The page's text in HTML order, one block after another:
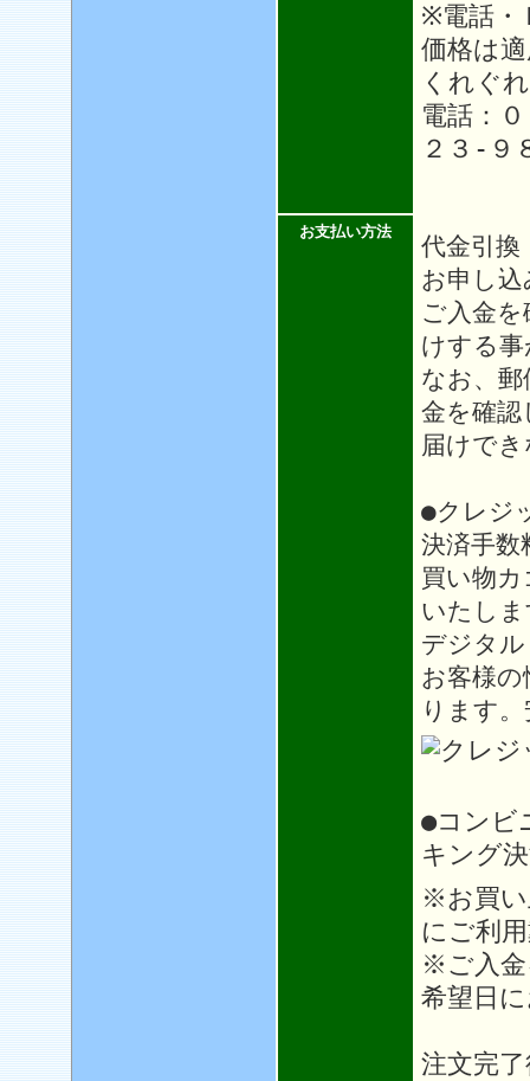
※電話・
価格は
くれぐ
電話：
２３-９
お支払い方法
代金引
お申し
ご入金
けする
なお、
金を確
届けで
●クレジ
決済手数
買い物
いたし
デジタ
お客様
ります
●コンビ
キング
※お買い
にご利
※ご入金
希望日
注文完